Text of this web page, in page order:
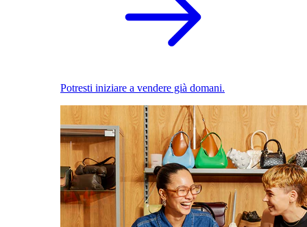
Potresti iniziare a vendere già domani.